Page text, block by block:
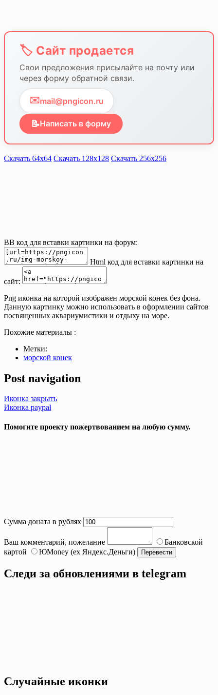
🏷️ Сайт продается
Свои предложения присылайте на почту или
через форму обратной связи.
✉️mail@pngicon.ru
📝Написать в форму
Скачать 64х64 Скачать 128х128 Скачать 256х256
BB код для вставки картинки на форум:
Html код для вставки картинки на
сайт:
Png иконка на которой изображен морской конек без фона.
Данную картинку можно использовать в оформлении сайтов
посвященных аквариумистики и отдыху на море.
Похожие материалы :
Метки:
морской конек
Post navigation
Иконка закрыть
Иконка paypal
Помогите проекту пожертвованием на любую сумму.
Сумма доната в рублях
Ваш комментарий, пожелание
Банковской
картой
ЮMoney (ex Яндекс.Деньги)
Следи за обновлениями в telegram
Случайные иконки